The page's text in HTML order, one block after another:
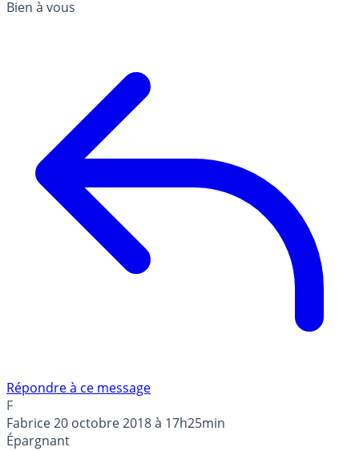
Bien à vous
Répondre à ce message
F
Fabrice20 octobre 2018 à 17h25min
Épargnant